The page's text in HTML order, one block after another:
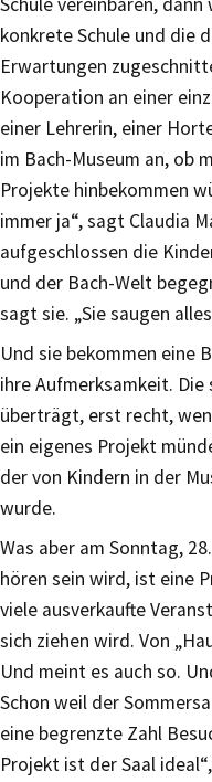
konkrete Schule und die
Erwartungen
Kooperation an einer
einer Lehrerin, einer
im Bach-Museum an, ob
Projekte hinbekommen
immer ja“, sagt Claudia
aufgeschlossen die
und der Bach-Welt
sagt sie. „Sie saugen
Und sie bekommen eine
ihre Aufmerksamkeit.
überträgt, erst recht,
ein eigenes Projekt
der von Kindern in der
wurde.
Was aber am Sonntag,
hören sein wird, ist eine
viele ausverkaufte
sich ziehen wird. Von
Und meint es auch so.
Schon weil der
eine begrenzte Zahl
Projekt ist der Saal